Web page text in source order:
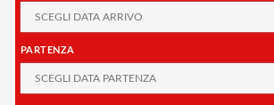
PARTENZA